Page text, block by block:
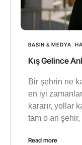
BASIN & MEDYA
Kış Gelince
Bir şehrin ne
en iyi
kararır, yollar
tam o an şehir,
Read more